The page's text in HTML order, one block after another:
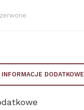
INFORMACJE DODATKOWE